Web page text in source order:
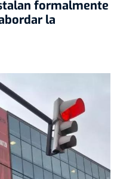
formalmente
la